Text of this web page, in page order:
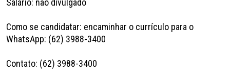
Salário: não divulgado
Como se candidatar: encaminhar o currículo para o
WhatsApp: (62) 3988-3400
Contato: (62) 3988-3400